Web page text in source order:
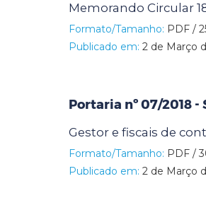
Memorando Circular
Formato/Tamanho: PDF /
Publicado em: 2 de Março
Portaria nº 07/2018 -
Gestor e fiscais de
Formato/Tamanho: PDF /
Publicado em: 2 de Março